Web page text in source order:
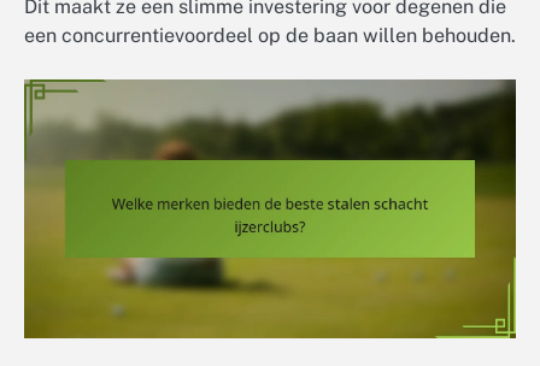
Dit maakt ze een slimme investering voor degenen die
een concurrentievoordeel op de baan willen behouden.